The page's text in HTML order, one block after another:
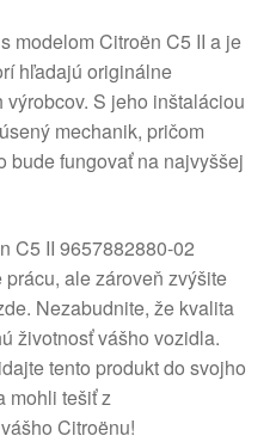
modelom Citroën C5 II a je
hľadajú originálne
S jeho inštaláciou
mechanik, pričom
bude fungovať na najvyššej
C5 II 9657882880-02
ale zároveň zvýšite
Nezabudnite, že kvalita
životnosť vášho vozidla.
tento produkt do svojho
mohli tešiť z
Citroënu!